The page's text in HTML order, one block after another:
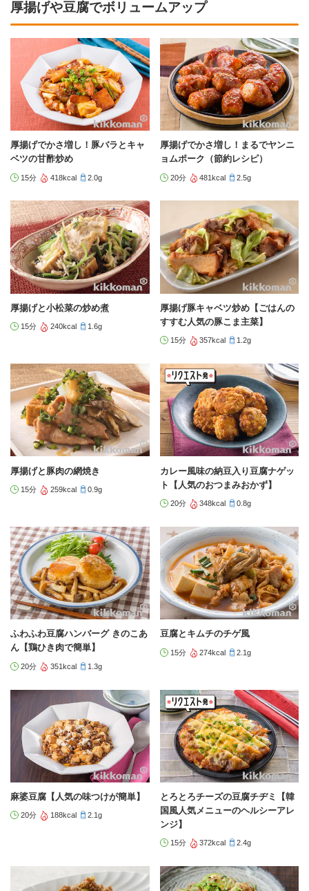
厚揚げや豆腐でボリュームアップ
厚揚げでかさ増し！豚バラとキャ
ベツの甘酢炒め
15分 418kcal 2.0g
厚揚げでかさ増し！まるでヤンニ
ョムポーク（節約レシピ）
20分 481kcal 2.5g
厚揚げと小松菜の炒め煮
15分 240kcal 1.6g
厚揚げ豚キャベツ炒め【ごはんの
すすむ人気の豚こま主菜】
15分 357kcal 1.2g
厚揚げと豚肉の網焼き
15分 259kcal 0.9g
カレー風味の納豆入り豆腐ナゲッ
ト【人気のおつまみおかず】
20分 348kcal 0.8g
ふわふわ豆腐ハンバーグ きのこあ
ん【鶏ひき肉で簡単】
20分 351kcal 1.3g
豆腐とキムチのチゲ風
15分 274kcal 2.1g
麻婆豆腐【人気の味つけが簡単】
20分 188kcal 2.1g
とろとろチーズの豆腐チヂミ【韓
国風人気メニューのヘルシーアレ
ンジ】
15分 372kcal 2.4g